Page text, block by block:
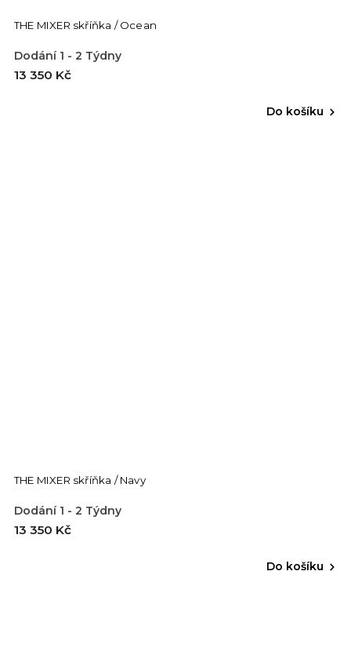
THE MIXER skříňka / Ocean
Dodání 1 - 2 Týdny
13 350 Kč
Do košíku
THE MIXER skříňka / Navy
Dodání 1 - 2 Týdny
13 350 Kč
Do košíku